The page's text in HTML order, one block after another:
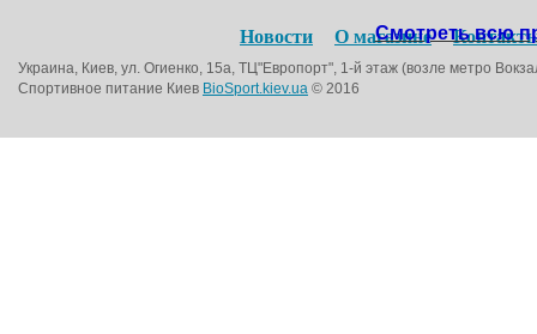
Смотреть всю
Новости О магазине
Украина, Киев, ул. Огиенко, 15а, ТЦ"Европорт", 1-й этаж (возле метро
Спортивное питание Киев BioSport.kiev.ua © 2016